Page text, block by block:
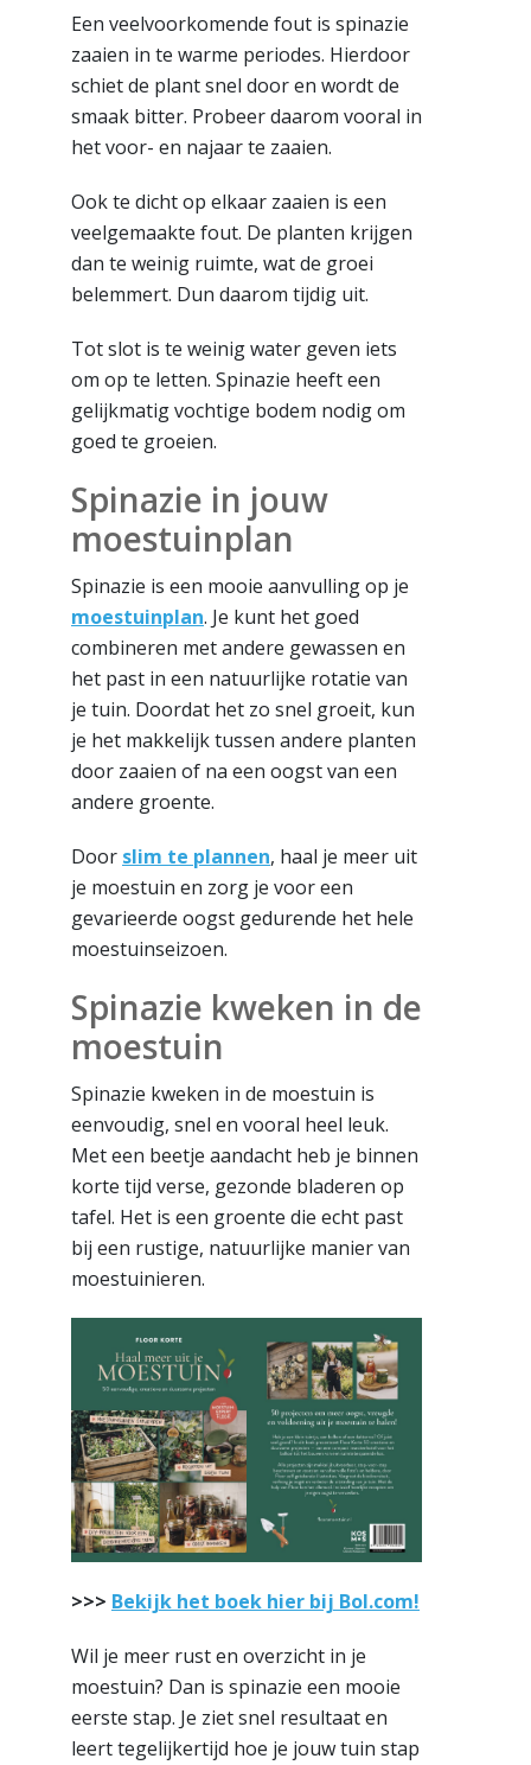
Een veelvoorkomende fout is spinazie
zaaien in te warme periodes. Hierdoor
schiet de plant snel door en wordt de
smaak bitter. Probeer daarom vooral in
het voor- en najaar te zaaien.
Ook te dicht op elkaar zaaien is een
veelgemaakte fout. De planten krijgen
dan te weinig ruimte, wat de groei
belemmert. Dun daarom tijdig uit.
Tot slot is te weinig water geven iets
om op te letten. Spinazie heeft een
gelijkmatig vochtige bodem nodig om
goed te groeien.
Spinazie in jouw
moestuinplan
Spinazie is een mooie aanvulling op je
moestuinplan. Je kunt het goed
combineren met andere gewassen en
het past in een natuurlijke rotatie van
je tuin. Doordat het zo snel groeit, kun
je het makkelijk tussen andere planten
door zaaien of na een oogst van een
andere groente.
Door slim te plannen, haal je meer uit
je moestuin en zorg je voor een
gevarieerde oogst gedurende het hele
moestuinseizoen.
Spinazie kweken in de
moestuin
Spinazie kweken in de moestuin is
eenvoudig, snel en vooral heel leuk.
Met een beetje aandacht heb je binnen
korte tijd verse, gezonde bladeren op
tafel. Het is een groente die echt past
bij een rustige, natuurlijke manier van
moestuinieren.
>>> Bekijk het boek hier bij Bol.com!
Wil je meer rust en overzicht in je
moestuin? Dan is spinazie een mooie
eerste stap. Je ziet snel resultaat en
leert tegelijkertijd hoe je jouw tuin stap